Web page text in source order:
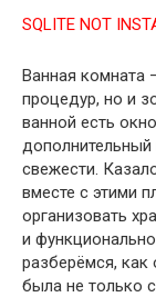
SQLITE NOT
Ванная комната
процедур, но и
ванной есть
дополнительный
свежести.
вместе с этими
организовать
и
разберёмся,
была не только